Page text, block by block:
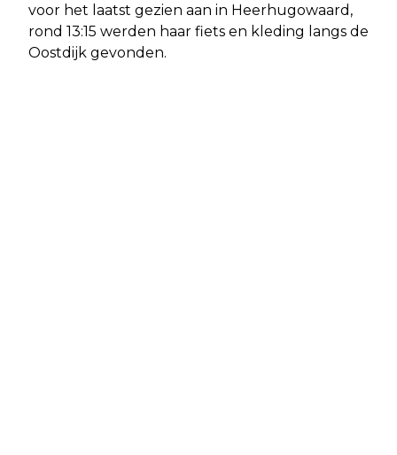
voor het laatst gezien aan in Heerhugowaard,
rond 13:15 werden haar fiets en kleding langs de
Oostdijk gevonden.